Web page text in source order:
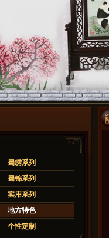
蜀绣系列
蜀锦系列
实用系列
地方特色
个性定制